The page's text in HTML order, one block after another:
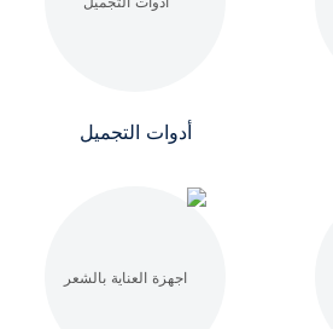
أدوات التجميل